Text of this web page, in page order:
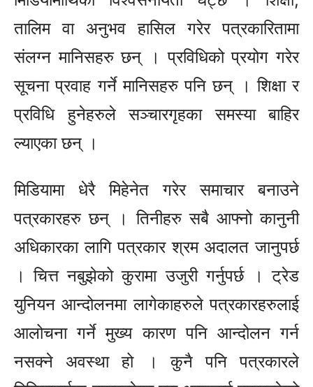
तालिम वा अनुभव हासिल गरेर पत्रकारितामा
संलग्न मानिसहरु छन् । प्रविधिको प्रयोग गरेर
सूचना प्रवाह गर्ने मानिसहरु पनि छन् । शिक्षा र
प्रविधि हुनेहरुले सञ्चारगृहका समस्या बाहिर
ल्याएका छन् ।
मिडियामा धेरै मिहेनेत गरेर समाचार बनाउने
पत्रकारहरु छन् । तिनीहरु सबै आफ्नो कानुनी
अधिकारका लागि पत्रकार श्रम अदालत जानुपर्छ
। चित्त नबुझेको कुरामा उजुरी गर्नुपर्छ । ट्रेड
युनियन आन्दोलनमा लागेकाहरुले पत्रकारहरुलाई
आलोचना गर्ने मुख्य कारण पनि आन्दोलन गर्न
नसक्ने अवस्था हो । कुनै पनि पत्रकारले